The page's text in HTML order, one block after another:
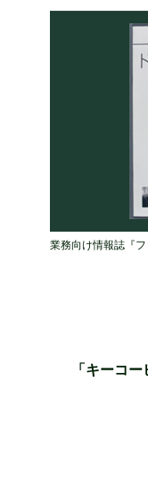
業務向け情報誌『
「キーコ